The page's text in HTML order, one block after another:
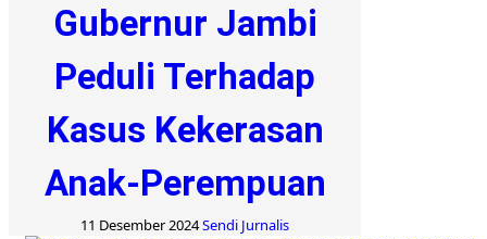
Gubernur Jambi
Peduli Terhadap
Kasus Kekerasan
Anak-Perempuan
11 Desember 2024Sendi Jurnalis